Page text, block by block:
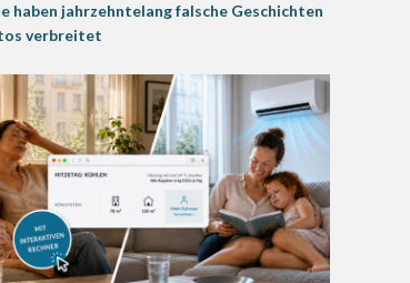
haben jahrzehntelang falsche Geschichten
verbreitet